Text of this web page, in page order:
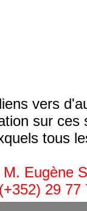
vers
sur
tous
Eugène
29